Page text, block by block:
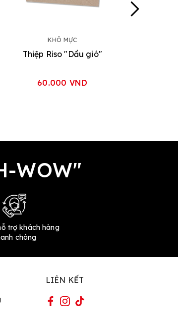
KHÔ MỰC
Thiệp Riso "Dầu gió"
60.000 VND
WOW"
trợ khách hàng
chóng
LIÊN KẾT